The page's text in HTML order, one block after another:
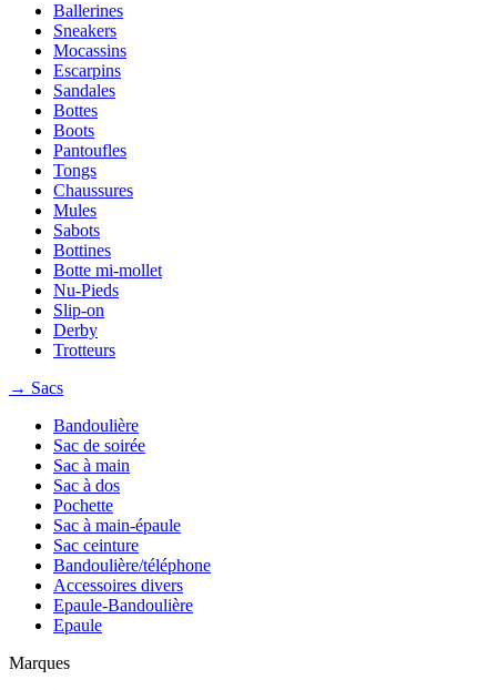
Ballerines
Sneakers
Mocassins
Escarpins
Sandales
Bottes
Boots
Pantoufles
Tongs
Chaussures
Mules
Sabots
Bottines
Botte mi-mollet
Nu-Pieds
Slip-on
Derby
Trotteurs
→ Sacs
Bandoulière
Sac de soirée
Sac à main
Sac à dos
Pochette
Sac à main-épaule
Sac ceinture
Bandoulière/téléphone
Accessoires divers
Epaule-Bandoulière
Epaule
Marques